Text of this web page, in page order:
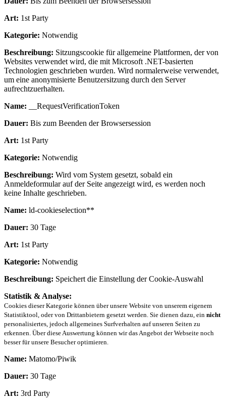
Art: 1st Party
Kategorie: Notwendig
Beschreibung: Sitzungscookie für allgemeine Plattformen, der von
Websites verwendet wird, die mit Microsoft .NET-basierten
Technologien geschrieben wurden. Wird normalerweise verwendet,
um eine anonymisierte Benutzersitzung durch den Server
aufrechtzuerhalten.
Name: __RequestVerificationToken
Dauer: Bis zum Beenden der Browsersession
Art: 1st Party
Kategorie: Notwendig
Beschreibung: Wird vom System gesetzt, sobald ein
Anmeldeformular auf der Seite angezeigt wird, es werden noch
keine Inhalte geschrieben.
Name: ld-cookieselection**
Dauer: 30 Tage
Art: 1st Party
Kategorie: Notwendig
Beschreibung: Speichert die Einstellung der Cookie-Auswahl
Statistik & Analyse:
Cookies dieser Kategorie können über unsere Website von unserem eigenem
Statistiktool, oder von Drittanbietern gesetzt werden. Sie dienen dazu, ein nicht
personalisiertes, jedoch allgemeines Surfverhalten auf unseren Seiten zu
erkennen. Über diese Auswertung können wir das Angebot der Webseite noch
besser für unsere Besucher optimieren.
Name: Matomo/Piwik
Dauer: 30 Tage
Art: 3rd Party